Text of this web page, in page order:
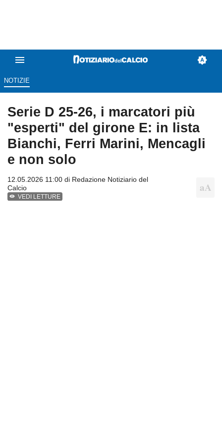
NOTIZIE
Serie D 25-26, i marcatori più
"esperti" del girone E: in lista
Bianchi, Ferri Marini, Mencagli
e non solo
12.05.2026 11:00 di Redazione Notiziario del
Calcio
VEDI LETTURE